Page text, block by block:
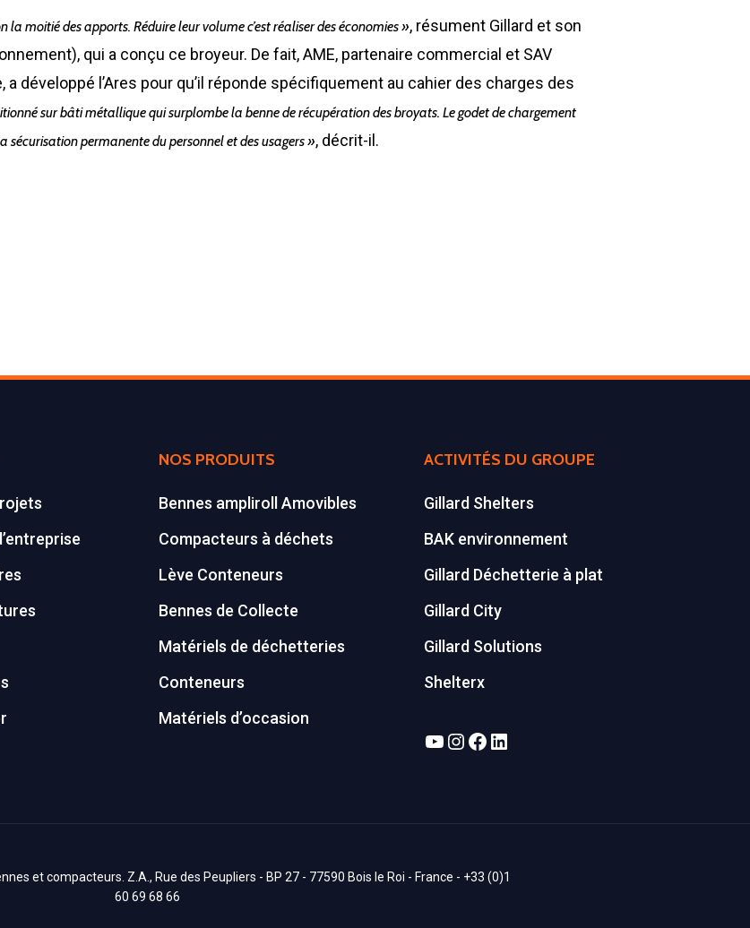
moitié des apports. Réduire leur volume c’est réaliser des économies », résument Gillard et son
qui a conçu ce broyeur. De fait, AME, partenaire commercial et SAV
développé l’Ares pour qu’il réponde spécifiquement au cahier des charges des
sur bâti métallique qui surplombe la benne de récupération des broyats. Le godet de chargement
sécurisation permanente du personnel et des usagers », décrit-il.
NOS PRODUITS
Bennes ampliroll Amovibles
Compacteurs à déchets
Lève Conteneurs
Bennes de Collecte
Matériels de déchetteries
Conteneurs
Matériels d’occasion
ACTIVITÉS DU GROUPE
Gillard Shelters
BAK environnement
Gillard Déchetterie à plat
Gillard City
Gillard Solutions
Shelterx
YouTube
Instagram
Facebook
et compacteurs. Z.A., Rue des Peupliers - BP 27 - 77590 Bois le Roi - France - +33 (0)1
60 69 68 66